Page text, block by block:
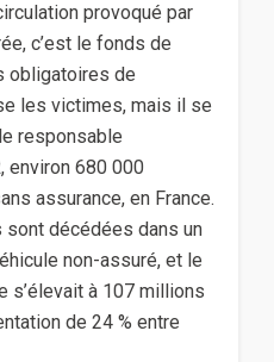
provoqué par
c’est le fonds de
obligatoires de
les victimes, mais il se
responsable
environ 680 000
assurance, en France.
sont décédées dans un
non-assuré, et le
s’élevait à 107 millions
de 24 % entre